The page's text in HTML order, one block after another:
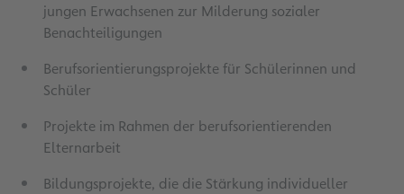
jungen Erwachsenen zur Milderung sozialer
Benachteiligungen
Berufsorientierungsprojekte für Schülerinnen und
Schüler
Projekte im Rahmen der berufsorientierenden
Elternarbeit
Bildungsprojekte, die die Stärkung individueller